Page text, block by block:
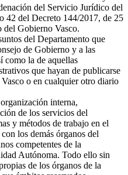
del Servicio Jurídico del
42 del Decreto 144/2017, de 25
Gobierno Vasco.
del Departamento que
de Gobierno y a las
como la de aquellas
que hayan de publicarse
o en cualquier otro diario
interna,
de los servicios del
y métodos de trabajo en el
los demás órganos del
competentes de la
Autónoma. Todo ello sin
de los órganos de la